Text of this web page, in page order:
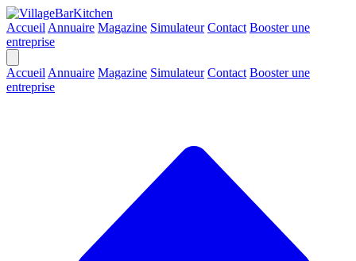
Accueil Annuaire Magazine Simulateur Contact Booster une
entreprise
Accueil Annuaire Magazine Simulateur Contact Booster une
entreprise